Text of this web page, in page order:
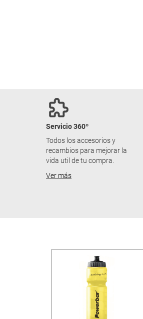
Servicio 360º
Todos los accesorios y
recambios para mejorar la
vida util de tu compra.
Ver más